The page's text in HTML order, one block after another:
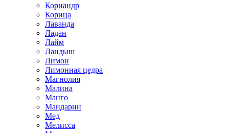
Кориандр
Корица
Лаванда
Ладан
Лайм
Ландыш
Лимон
Лимонная цедра
Магнолия
Малина
Манго
Мандарин
Мед
Мелисса